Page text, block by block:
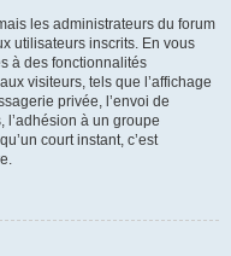
les administrateurs du forum
utilisateurs inscrits. En vous
à des fonctionnalités
visiteurs, tels que l’affichage
privée, l’envoi de
l’adhésion à un groupe
court instant, c’est